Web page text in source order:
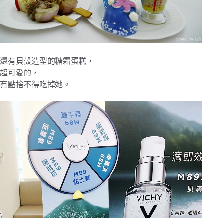
還有貝殼造型的糖霜蛋糕，
超可愛的，
有點捨不得吃掉她。